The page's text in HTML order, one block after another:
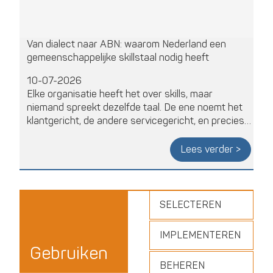
Van dialect naar ABN: waarom Nederland een
gemeenschappelijke skillstaal nodig heeft
10-07-2026
Elke organisatie heeft het over skills, maar
niemand spreekt dezelfde taal. De ene noemt het
klantgericht, de andere servicegericht, en precies
daar loopt matching op de arbeidsmarkt vast.
Kevin Sikma en Jeroen Bovenlander van
CompetentNL leggen in een webinar van
skillstaal die spraakverwarring moet oplossen, en
waarom Nederland daarin internationaal opvallend
Lees verder >
Gebruiken
SELECTEREN
IMPLEMENTEREN
BEHEREN